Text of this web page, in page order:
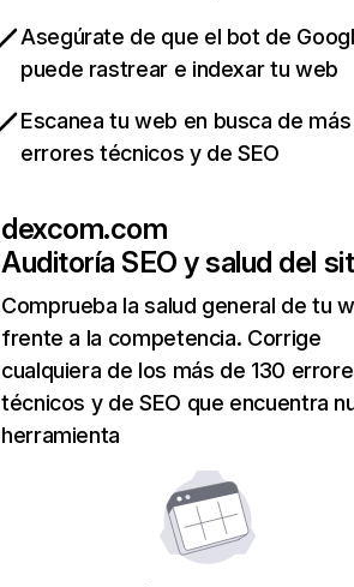
Asegúrate de que el bot de
puede rastrear e indexar tu web
Escanea tu web en busca de
errores técnicos y de SEO
dexcom.com
Auditoría SEO y salud del
Comprueba la salud general de tu
frente a la competencia. Corrige
cualquiera de los más de 130
técnicos y de SEO que encuentra
herramienta